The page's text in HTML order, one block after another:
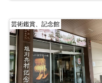
芸術鑑賞、記念館